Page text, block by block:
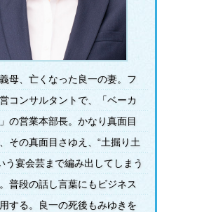
母、亡くなった良一の妻。フ
コンサルタントで、「ベーカ
の営業本部長。かなり真面目
その真面目さゆえ、“土掘り土
う宴会芸まで編み出してしまう
普段の話し言葉にもビジネス
する。良一の死後もみゆきを